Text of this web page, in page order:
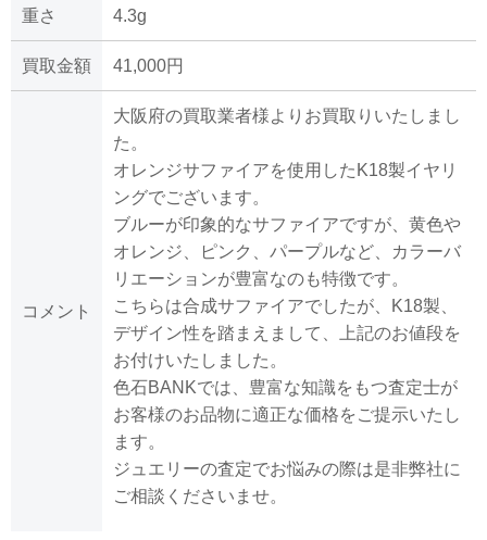
重さ 4.3g
買取金額 41,000円
コメント
大阪府の買取業者様よりお買取りいたしまし
た。
オレンジサファイアを使用したK18製イヤリ
ングでございます。
ブルーが印象的なサファイアですが、黄色や
オレンジ、ピンク、パープルなど、カラーバ
リエーションが豊富なのも特徴です。
こちらは合成サファイアでしたが、K18製、
デザイン性を踏まえまして、上記のお値段を
お付けいたしました。
色石BANKでは、豊富な知識をもつ査定士が
お客様のお品物に適正な価格をご提示いたし
ます。
ジュエリーの査定でお悩みの際は是非弊社に
ご相談くださいませ。